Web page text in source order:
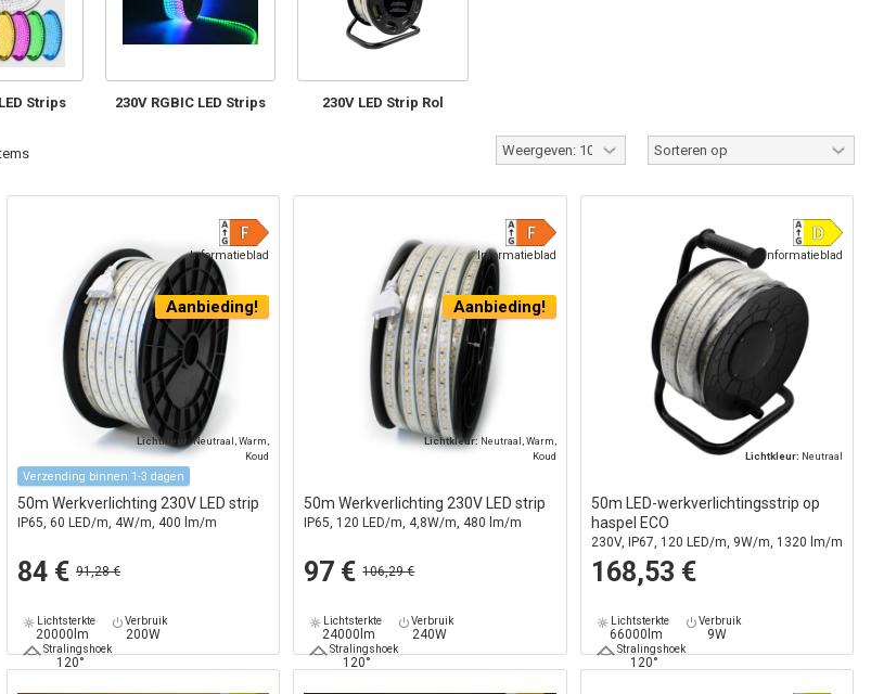
Strips 230V RGBIC LED Strips 230V LED Strip Rol
Informatieblad
Lichtkleur:Neutraal, Warm,
Koud
Aanbieding!
Verzending binnen 1-3 dagen
50m Werkverlichting 230V LED strip
IP65, 60 LED/m, 4W/m, 400 lm/m
84 €91,28 €
Lichtsterkte
20000lm
Verbruik
200W
Stralingshoek
120°
Informatieblad
Lichtkleur:Neutraal, Warm,
Koud
Aanbieding!
50m Werkverlichting 230V LED strip
IP65, 120 LED/m, 4,8W/m, 480 lm/m
97 €106,29 €
Lichtsterkte
24000lm
Verbruik
240W
Stralingshoek
120°
Informatieblad
Lichtkleur: Neutraal
50m LED-werkverlichtingsstrip op
haspel ECO
230V, IP67, 120 LED/m, 9W/m, 1320 lm/m
168,53 €
Lichtsterkte
66000lm
Verbruik
9W
Stralingshoek
120°